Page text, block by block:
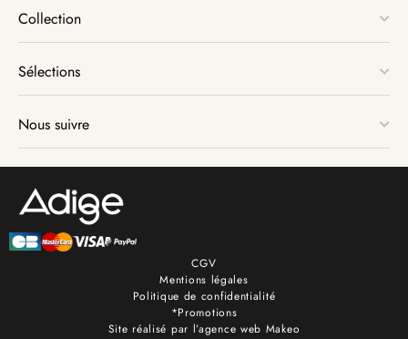
Collection
Sélections
Nous suivre
CGV
Mentions légales
Politique de confidentialité
*Promotions
Site réalisé par l’agence web Makeo